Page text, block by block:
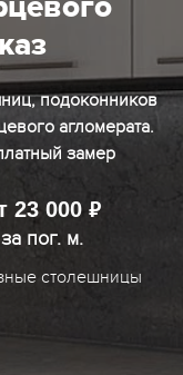
подоконников
агломерата.
замер
23 000 руб.
за пог. м.
столешницы